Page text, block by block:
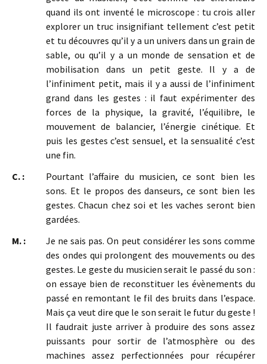
quand ils ont inventé le microscope : tu crois aller
explorer un truc insignifiant tellement c’est petit
et tu découvres qu’il y a un univers dans un grain de
sable, ou qu’il y a un monde de sensation et de
mobilisation dans un petit geste. Il y a de
l’infiniment petit, mais il y a aussi de l’infiniment
grand dans les gestes : il faut expérimenter des
forces de la physique, la gravité, l’équilibre, le
mouvement de balancier, l’énergie cinétique. Et
puis les gestes c’est sensuel, et la sensualité c’est
une fin.
C. :
Pourtant l’affaire du musicien, ce sont bien les
sons. Et le propos des danseurs, ce sont bien les
gestes. Chacun chez soi et les vaches seront bien
gardées.
M. :
Je ne sais pas. On peut considérer les sons comme
des ondes qui prolongent des mouvements ou des
gestes. Le geste du musicien serait le passé du son :
on essaye bien de reconstituer les évènements du
passé en remontant le fil des bruits dans l’espace.
Mais ça veut dire que le son serait le futur du geste !
Il faudrait juste arriver à produire des sons assez
puissants pour sortir de l’atmosphère ou des
machines assez perfectionnées pour récupérer